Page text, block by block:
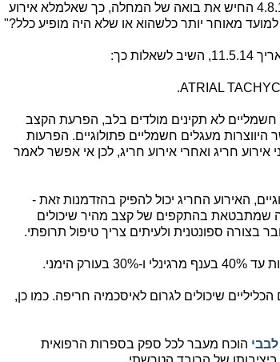
ד. האם יש לומר שהאירוע החריג בתאריך 4.8.11 החיש את בואה של המחלה, כך שאלמלא אירוע
מאוחר יותר כלשהוא או שלא היה מופיע כלל?"
לא תקינים מולדים בלב, הפרעת הקצב
מעגלים חשמליים פתולוגיים. הפרעות
אירוע חריג ואחרי אירוע חריג, לכן אי אפשר לאמר
האירוע החריג יכול להפיק בהזדמנות זאת -
שמתבטאת בהתקפים של קצב מהיר שיכולים
בצורה ספונטנית ולעיתים צריך טיפול תרופתי.
שיכולים לגרום לאיסכמיה חריפה. כמו כן,
לבבי הוכח מעבר לכל ספק בספרות הרפואית